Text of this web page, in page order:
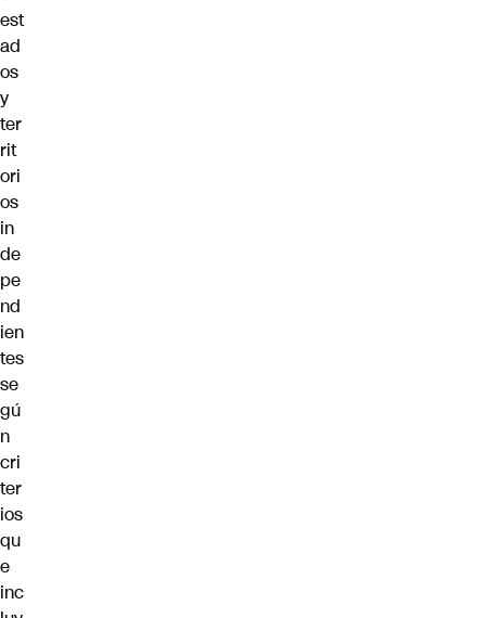
est
ad
os
y
ter
rit
ori
os
in
de
pe
nd
ien
tes
se
gú
n
cri
ter
ios
qu
e
inc